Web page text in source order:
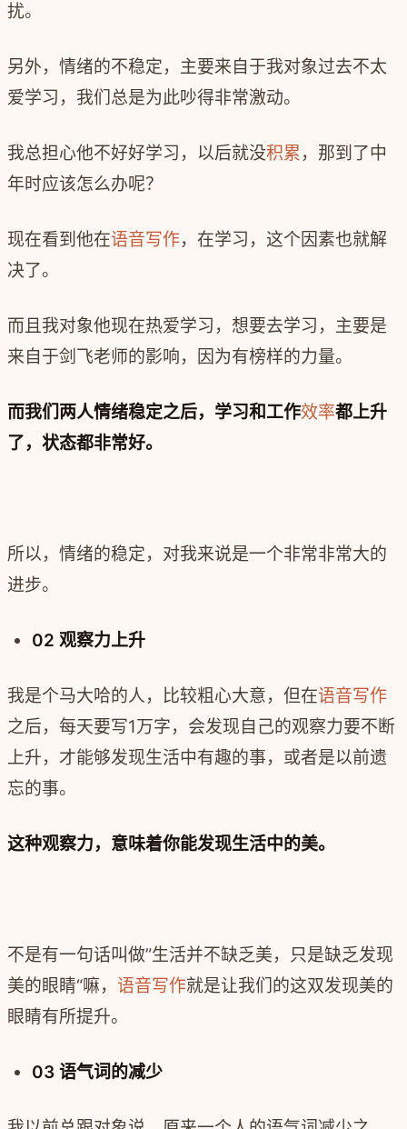
扰。
另外，情绪的不稳定，主要来自于我对象过去不太
爱学习，我们总是为此吵得非常激动。
我总担心他不好好学习，以后就没积累 ，那到了中
年时应该怎么办呢？
现在看到他在语音写作，在学习，这个因素也就解
决了。
而且我对象他现在热爱学习，想要去学习，主要是
来自于剑飞老师的影响，因为有榜样的力量。
而我们两人情绪稳定之后，学习和工作效率都上升
了，状态都非常好。
所以，情绪的稳定，对我来说是一个非常非常大的
进步。
02 观察力上升
我是个马大哈的人，比较粗心大意，但在语音写作
之后，每天要写1万字，会发现自己的观察力要不断
上升，才能够发现生活中有趣的事，或者是以前遗
忘的事。
这种观察力，意味着你能发现生活中的美。
不是有一句话叫做”生活并不缺乏美，只是缺乏发现
美的眼睛“嘛， 语音写作就是让我们的这双发现美的
眼睛有所提升。
03 语气词的减少